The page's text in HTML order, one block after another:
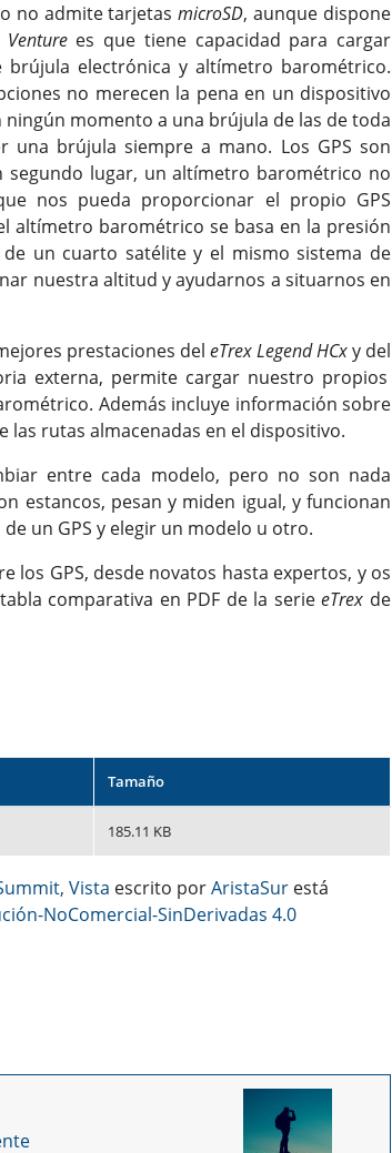
no admite tarjetas microSD, aunque dispone
Venturees que tiene capacidad para cargar
electrónica y altímetro barométrico.
no merecen la pena en un dispositivo
momento a una brújula de las de toda
una brújula siempre a mano. Los GPS son
segundo lugar, un altímetro barométrico no
nos pueda proporcionar el propio GPS
altímetro barométrico se basa en la presión
un cuarto satélite y el mismo sistema de
nuestra altitud y ayudarnos a situarnos en
prestaciones del eTrex Legend HCxy del
externa, permite cargar nuestro propios
Además incluye información sobre
las rutas almacenadas en el dispositivo.
entre cada modelo, pero no son nada
estancos, pesan y miden igual, y funcionan
un GPS y elegir un modelo u otro.
los GPS, desde novatos hasta expertos, y os
comparativa en PDF de la serieeTrex de
Tamaño
185.11 KB
Vista escrito porAristaSur está
NoComercial-SinDerivadas 4.0